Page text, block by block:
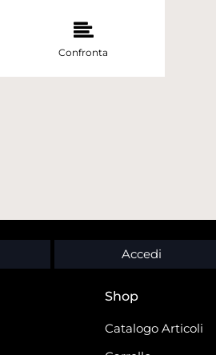
Confronta
Accedi
Shop
Catalogo Articoli